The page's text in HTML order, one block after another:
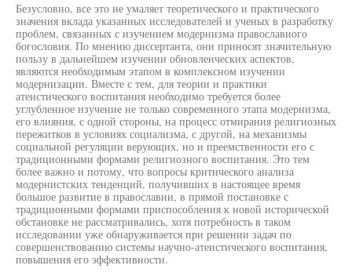
Безусловно, все это не умаляет теоретического и практического
значения вклада указанных исследователей и ученых в разработку
проблем, связанных с изучением модернизма православного
богословия. По мнению диссертанта, они приносят значительную
пользу в дальнейшем изучении обновленческих аспектов,
являются необходимым этапом в комплексном изучении
модернизации. Вместе с тем, для теории и практики
атеистического воспитания необходимо требуется более
углубленное изучение не только современного этапа модернизма,
его влияния, с одной стороны, на процесс отмирания религиозных
пережитков в условиях социализма, с другой, на механизмы
социальной регуляции верующих, но и преемственности его с
традиционными формами религиозного воспитания. Это тем
более важно и потому, что вопросы критического анализа
модернистских тенденций, получивших в настоящее время
большое развитие в православии, в прямой постановке с
традиционными формами приспособления к новой исторической
обстановке не рассматривались, хотя потребность в таком
исследовании уже обнаруживается при решении задач по
совершенствованию системы научно-атеистического воспитания,
повышения его эффективности.